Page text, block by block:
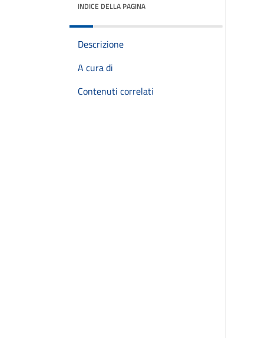
INDICE DELLA PAGINA
Descrizione
A cura di
Contenuti correlati